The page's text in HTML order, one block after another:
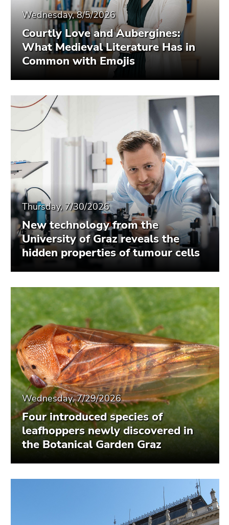
Wednesday, 8/5/2026
Courtly Love and Aubergines:
What Medieval Literature Has in
Common with Emojis
Thursday, 7/30/2026
New technology from the
University of Graz reveals the
hidden properties of tumour cells
Wednesday, 7/29/2026
Four introduced species of
leafhoppers newly discovered in
the Botanical Garden Graz